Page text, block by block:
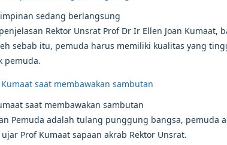
sedang berlangsung
Rektor Unsrat Prof Dr Ir Ellen Joan Kumaat,
sebab itu, pemuda harus memiliki kualitas yang
pemuda.
saat membawakan sambutan
Pemuda adalah tulang punggung bangsa, pemuda
Prof Kumaat sapaan akrab Rektor Unsrat.